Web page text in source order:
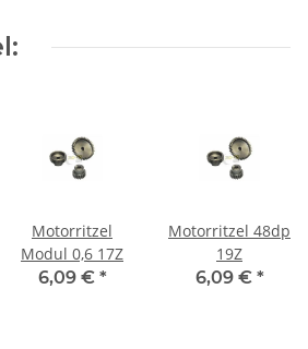
Motorritzel
Modul 0,6 17Z
6,09 € *
Motorritzel 48dp
19Z
6,09 € *